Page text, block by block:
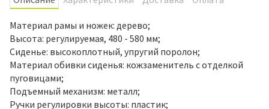
Материал рамы и ножек: дерево;
Высота: регулируемая, 480 - 580 мм;
Сиденье: высокоплотный, упругий поролон;
Материал обивки сиденья: кожзаменитель с отделкой
пуговицами;
Подъемный механизм: металл;
Ручки регулировки высоты: пластик;